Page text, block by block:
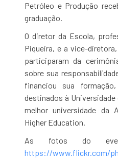
Petróleo e Produção
graduação.
O diretor da Escola,
Piqueira, e a vice-
participaram da
sobre sua
financiou sua
destinados à Universidade
melhor universidade da
Higher Education.
As fotos do
https://www.flickr.com/